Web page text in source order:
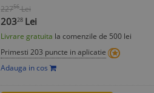
22756 Lei
20328 Lei
Livrare gratuita la comenzile de 500 lei
Primesti 203 puncte in aplicatie
Adauga in cos